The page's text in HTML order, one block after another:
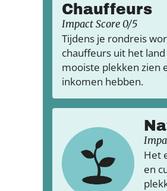
Chauffeurs
Impact Score 0/5
Tijdens je rondreis
chauffeurs uit het
mooiste plekken zien
inkomen hebben.
Het
en